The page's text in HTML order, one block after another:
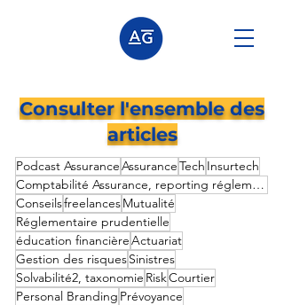
Consulter l'ensemble des
articles
Podcast AssuranceAssuranceTech Insurtech
Comptabilité Assurance, reporting réglementaire prudentielle,
ConseilsfreelancesMutualité
Réglementaire prudentielle
éducation financièreActuariat
Gestion des risquesSinistres
Solvabilité2, taxonomie RiskCourtier
Personal Branding Prévoyance